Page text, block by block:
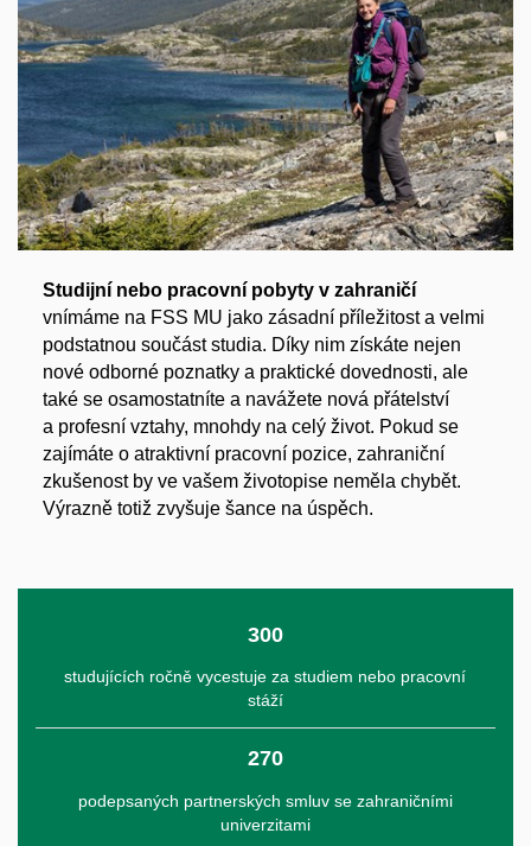
Studijní nebo pracovní pobyty v zahraničí
vnímáme na FSS MU jako zásadní příležitost a velmi
podstatnou součást studia. Díky nim získáte nejen
nové odborné poznatky a praktické dovednosti, ale
také se osamostatníte a navážete nová přátelství
a profesní vztahy, mnohdy na celý život. Pokud se
zajímáte o atraktivní pracovní pozice, zahraniční
zkušenost by ve vašem životopise neměla chybět.
Výrazně totiž zvyšuje šance na úspěch.
300
studujících ročně vycestuje za studiem nebo pracovní
stáží
270
podepsaných partnerských smluv se zahraničními
univerzitami